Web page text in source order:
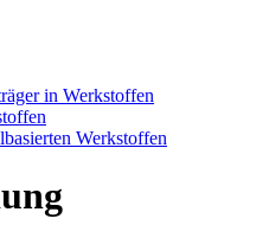
in Werkstoffen
Werkstoffen